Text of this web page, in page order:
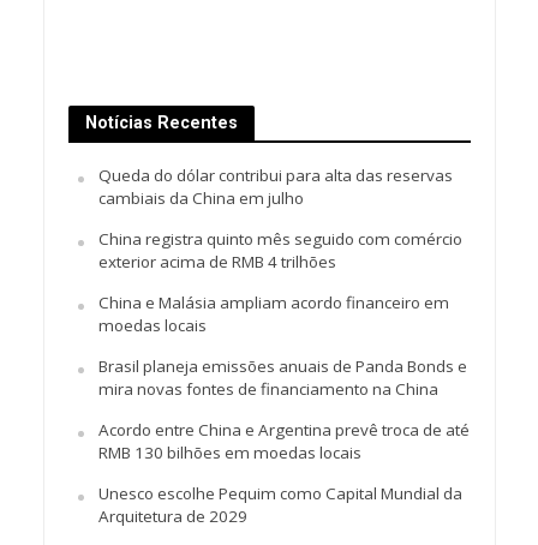
Notícias Recentes
Queda do dólar contribui para alta das reservas
cambiais da China em julho
China registra quinto mês seguido com comércio
exterior acima de RMB 4 trilhões
China e Malásia ampliam acordo financeiro em
moedas locais
Brasil planeja emissões anuais de Panda Bonds e
mira novas fontes de financiamento na China
Acordo entre China e Argentina prevê troca de até
RMB 130 bilhões em moedas locais
Unesco escolhe Pequim como Capital Mundial da
Arquitetura de 2029